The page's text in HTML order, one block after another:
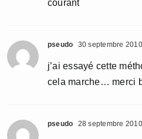
courant
pseudo 30 septembre
j’ai essayé cette
cela marche… merci
pseudo 28 septembre